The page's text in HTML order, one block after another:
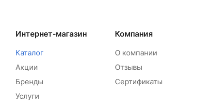
Интернет-магазин
Каталог
Акции
Бренды
Услуги
Компания
О компании
Отзывы
Сертификаты